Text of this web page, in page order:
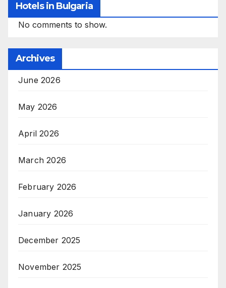
Hotels in Bulgaria
No comments to show.
Archives
June 2026
May 2026
April 2026
March 2026
February 2026
January 2026
December 2025
November 2025